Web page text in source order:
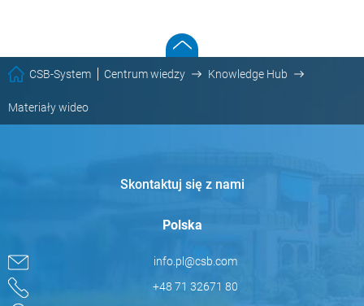
CSB-System Centrum wiedzy Knowledge Hub
Materiały wideo
Skontaktuj się z nami
Polska
info.pl@csb.com
+48 71 32671 80